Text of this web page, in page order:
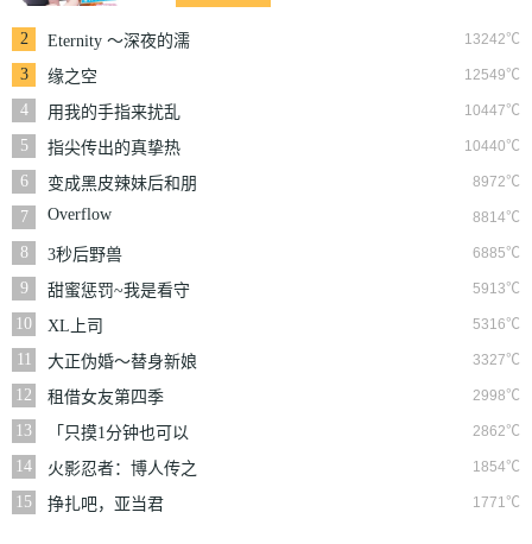
2 13242℃
Eternity ～深夜的濡
恋频道♡～
3 12549℃
缘之空
4
10447℃
用我的手指来扰乱
吧。～在打烊后仅剩
两人的沙龙…～
5 10440℃
指尖传出的真挚热
情-青梅竹马是消防
员-
6 8972℃
变成黑皮辣妹后和朋
友做了
7 8814℃
Overflow
8 6885℃
3秒后野兽
9
5913℃
甜蜜惩罚~我是看守
专用宠物
10 5316℃
XL上司
11
3327℃
大正伪婚～替身新娘
与军服的猛爱
12 2998℃
租借女友第四季
13
2862℃
「只摸1分钟也可以
哦…」共享房屋的秘
密规则。
14 1854℃
火影忍者：博人传之
次世代继承者
15 1771℃
挣扎吧，亚当君